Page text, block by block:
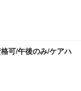
可/午後のみ/ケアハ